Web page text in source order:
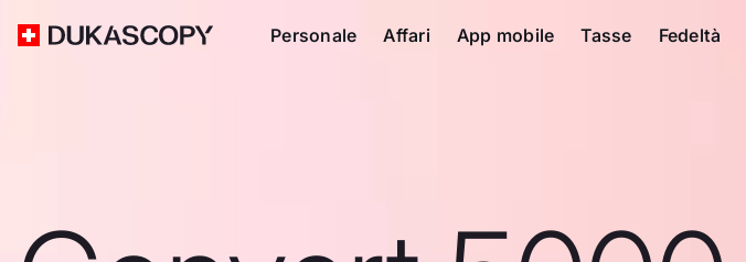
Personale Affari App mobile Tasse Fedeltà